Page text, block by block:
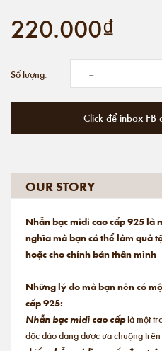
220.000₫
Số lượng: -
Click để inbox FB
OUR STORY
Nhẫn bạc midi cao cấp 925 là
nghĩa mà bạn có thể làm quà
hoặc cho chính bản thân mình
Những lý do mà bạn nên có
cấp 925:
Nhẫn bạc midi cao cấplà một
độc đáo đang được ưa chuộng